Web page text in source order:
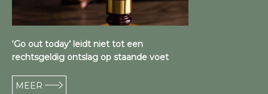
‘Go out today’ leidt niet tot een
rechtsgeldig ontslag op staande voet
MEER